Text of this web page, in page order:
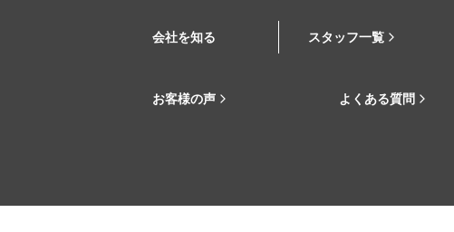
会社を知る スタッフ一覧
お客様の声 よくある質問